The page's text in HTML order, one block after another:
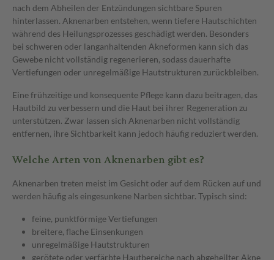
nach dem Abheilen der Entzündungen sichtbare Spuren
hinterlassen. Aknenarben entstehen, wenn tiefere Hautschichten
während des Heilungsprozesses geschädigt werden. Besonders
bei schweren oder langanhaltenden Akneformen kann sich das
Gewebe nicht vollständig regenerieren, sodass dauerhafte
Vertiefungen oder unregelmäßige Hautstrukturen zurückbleiben.
Eine frühzeitige und konsequente Pflege kann dazu beitragen, das
Hautbild zu verbessern und die Haut bei ihrer Regeneration zu
unterstützen. Zwar lassen sich Aknenarben nicht vollständig
entfernen, ihre Sichtbarkeit kann jedoch häufig reduziert werden.
Welche Arten von Aknenarben gibt es?
Aknenarben treten meist im Gesicht oder auf dem Rücken auf und
werden häufig als eingesunkene Narben sichtbar. Typisch sind:
feine, punktförmige Vertiefungen
breitere, flache Einsenkungen
unregelmäßige Hautstrukturen
gerötete oder verfärbte Hautbereiche nach abgeheilter Akne